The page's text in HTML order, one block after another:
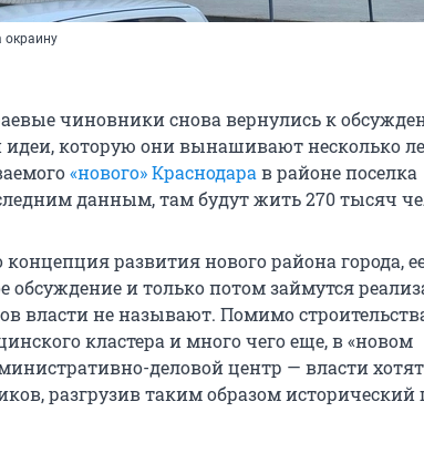
окраину
чиновники снова вернулись к
которую они вынашивают несколько
«нового» Краснодара в районе поселка
данным, там будут жить 270 тысяч
концепция развития нового района города,
обсуждение и только потом займутся
власти не называют. Помимо
кластера и много чего еще, в «новом
деловой центр — власти хотят
разгрузив таким образом исторический